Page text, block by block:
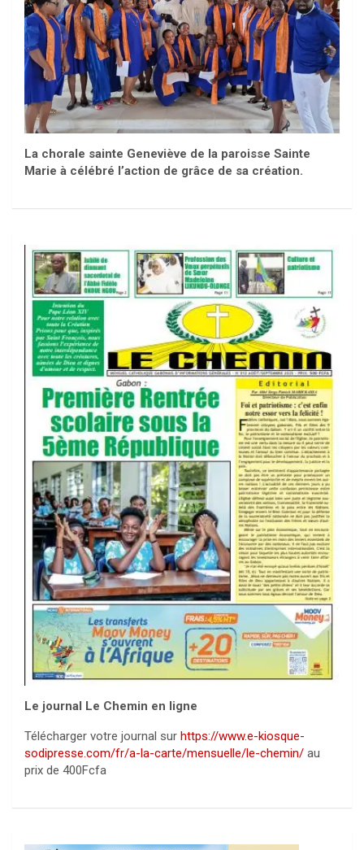
La chorale sainte Geneviève de la paroisse Sainte
Marie à célébré l’action de grâce de sa création.
Le journal Le Chemin en ligne
Télécharger votre journal sur https://www.e-kiosque-
sodipresse.com/fr/a-la-carte/mensuelle/le-chemin/ au
prix de 400Fcfa